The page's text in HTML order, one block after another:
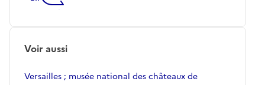
Voir aussi
Versailles ; musée national des châteaux de